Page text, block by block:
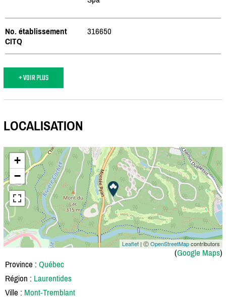
No. établissement
CITQ
316650
+ VOIR PLUS
LOCALISATION
+
−
Leaflet | ⒸOpenStreetMapcontributors
(Google Maps)
Province : Québec
Région : Laurentides
Ville : Mont-Tremblant